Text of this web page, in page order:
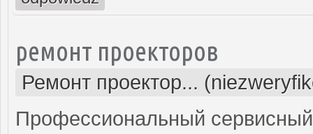
ремонт проекторов
Ремонт проектор...
Профессиональный